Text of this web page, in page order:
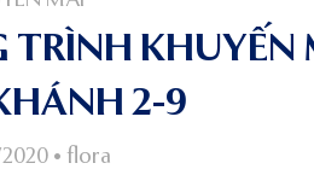
TRÌNH KHUYẾN
2-9
• flora